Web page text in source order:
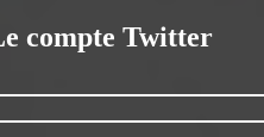
compte Twitter